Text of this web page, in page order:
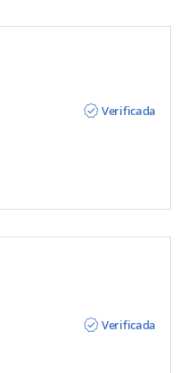
Verificada
Verificada